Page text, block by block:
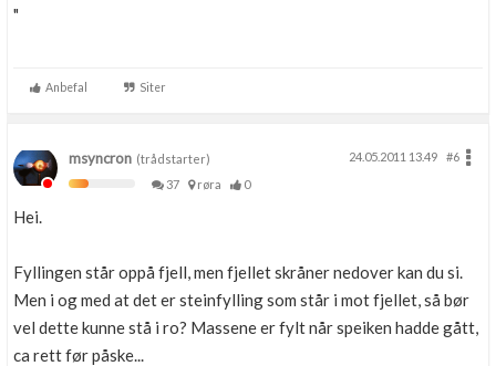
"
Anbefal Siter
msyncron (trådstarter) 24.05.2011 13.49
#6
37
røra 0
Hei.
Fyllingen står oppå fjell, men fjellet skråner nedover kan du si.
Men i og med at det er steinfylling som står i mot fjellet, så bør
vel dette kunne stå i ro? Massene er fylt når speiken hadde gått,
ca rett før påske...